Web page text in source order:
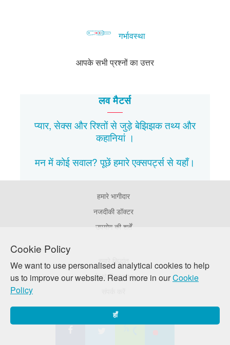
Cookie Policy
We want to use personalised analytical cookies to help
us to improve our website. Read more in ourCookie
Policy
हाँ
गर्भावस्था
आपके सभी प्रश्नों का उत्तर
लव मैटर्स
प्यार, सेक्स और रिश्तों से जुड़े बेझिझकतथ्यऔर
कहानियां।
मन में कोई सवाल? पूछें हमारे एक्सपर्ट्स सेयहाँ।
हमारे भागीदार
नजदीकी डॉक्टर
उपयोग की शर्तें
Company
हमारे सिद्धांत
Just Poocho